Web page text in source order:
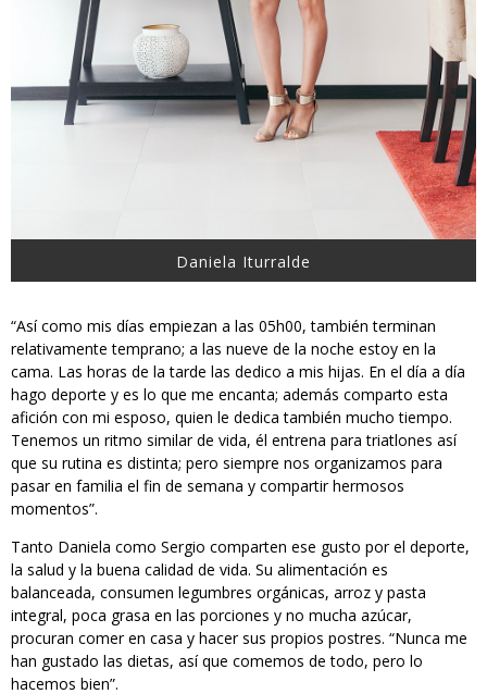
Daniela Iturralde
“Así como mis días empiezan a las 05h00, también terminan
relativamente temprano; a las nueve de la noche estoy en la
cama. Las horas de la tarde las dedico a mis hijas. En el día a día
hago deporte y es lo que me encanta; además comparto esta
afición con mi esposo, quien le dedica también mucho tiempo.
Tenemos un ritmo similar de vida, él entrena para triatlones así
que su rutina es distinta; pero siempre nos organizamos para
pasar en familia el fin de semana y compartir hermosos
momentos”.
Tanto Daniela como Sergio comparten ese gusto por el deporte,
la salud y la buena calidad de vida. Su alimentación es
balanceada, consumen legumbres orgánicas, arroz y pasta
integral, poca grasa en las porciones y no mucha azúcar,
procuran comer en casa y hacer sus propios postres. “Nunca me
han gustado las dietas, así que comemos de todo, pero lo
hacemos bien”.